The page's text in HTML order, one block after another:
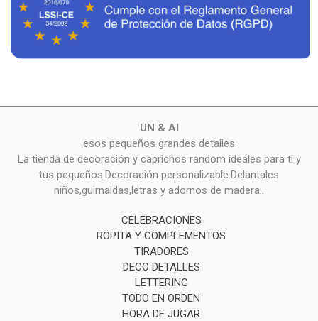
UN & AI
esos pequeños grandes detalles
La tienda de decoración y caprichos random ideales para ti y
tus pequeños.Decoración personalizable.Delantales
niños,guirnaldas,letras y adornos de madera..
CELEBRACIONES
ROPITA Y COMPLEMENTOS
TIRADORES
DECO DETALLES
LETTERING
TODO EN ORDEN
HORA DE JUGAR